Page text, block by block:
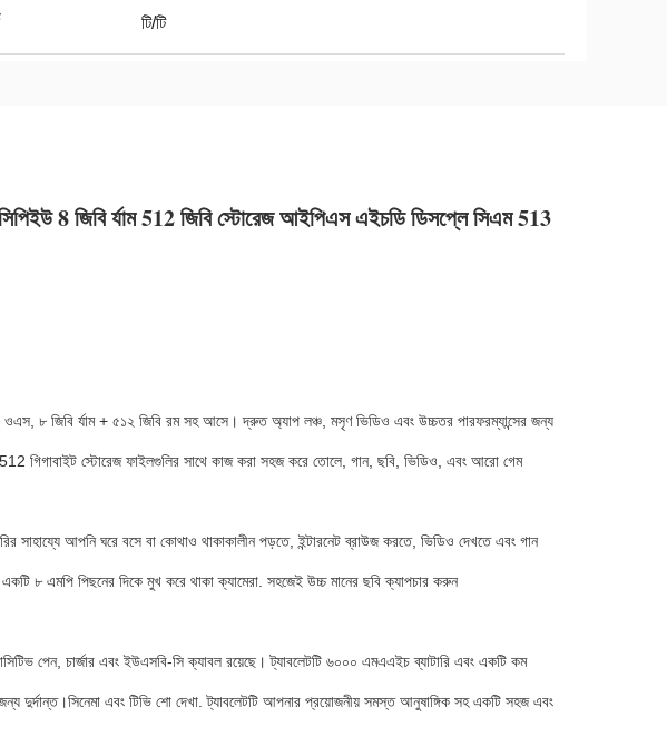
টি/টি
সিপিইউ 8 জিবি র্যাম 512 জিবি স্টোরেজ আইপিএস এইচডি ডিসপ্লে সিএম 513
ওএস, ৮ জিবি র্যাম + ৫১২ জিবি রম সহ আসে। দ্রুত অ্যাপ লঞ্চ, মসৃণ ভিডিও এবং উচ্চতর পারফরম্যান্সের জন্য
গিগাবাইট স্টোরেজ ফাইলগুলির সাথে কাজ করা সহজ করে তোলে, গান, ছবি, ভিডিও, এবং আরো গেম
সাহায্যে আপনি ঘরে বসে বা কোথাও থাকাকালীন পড়তে, ইন্টারনেট ব্রাউজ করতে, ভিডিও দেখতে এবং গান
৮ এমপি পিছনের দিকে মুখ করে থাকা ক্যামেরা. সহজেই উচ্চ মানের ছবি ক্যাপচার করুন
পেন, চার্জার এবং ইউএসবি-সি ক্যাবল রয়েছে। ট্যাবলেটটি ৬০০০ এমএএইচ ব্যাটারি এবং একটি কম
দুর্দান্ত।সিনেমা এবং টিভি শো দেখা. ট্যাবলেটটি আপনার প্রয়োজনীয় সমস্ত আনুষাঙ্গিক সহ একটি সহজ এবং